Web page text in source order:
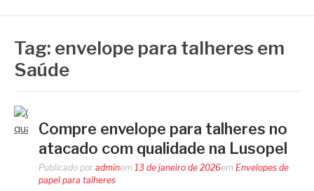
Tag: envelope para talheres em
Saúde
Compre envelope para talheres no
atacado com qualidade na Lusopel
Publicado por adminem 13 de janeiro de 2026em Envelopes de
papel para talheres